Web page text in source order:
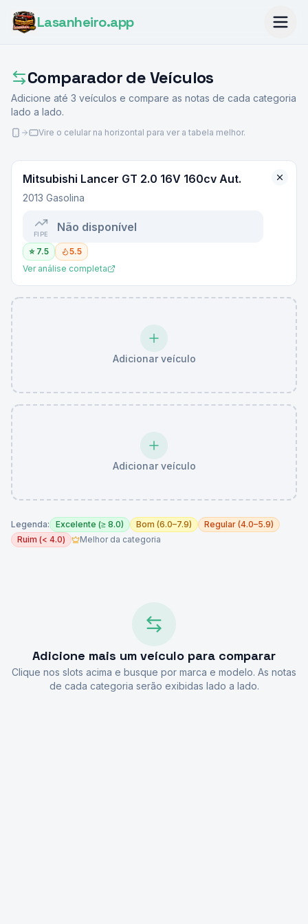
Lasanheiro.app
Comparador de Veículos
Adicione até 3 veículos e compare as notas de cada categoria
lado a lado.
Vire o celular na horizontal para ver a tabela melhor.
Mitsubishi Lancer GT 2.0 16V 160cv Aut.
2013 Gasolina
FIPE
Não disponível
⭐ 7.5
5.5
Ver análise completa
Adicionar veículo
Adicionar veículo
Legenda: Excelente (≥ 8.0) Bom (6.0–7.9)
Regular (4.0–5.9)
Ruim (< 4.0)
Melhor da categoria
Adicione mais um veículo para comparar
Clique nos slots acima e busque por marca e modelo. As notas
de cada categoria serão exibidas lado a lado.